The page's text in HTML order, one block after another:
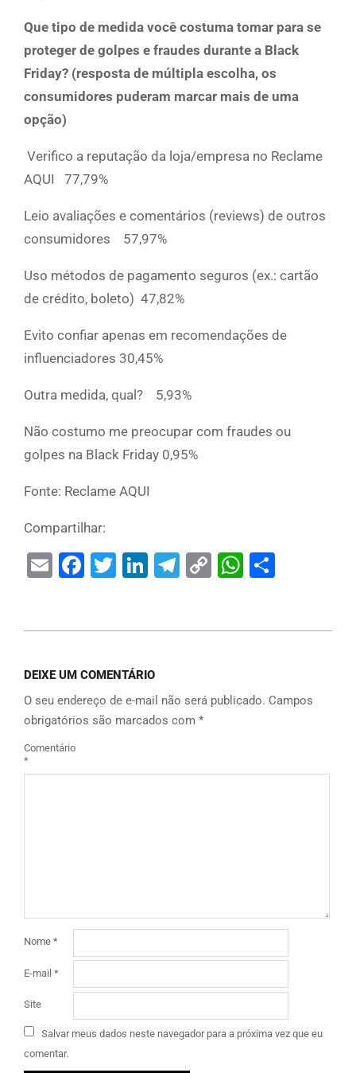
Que tipo de medida você costuma tomar para se
proteger de golpes e fraudes durante a Black
Friday? (resposta de múltipla escolha, os
consumidores puderam marcar mais de uma
opção)
Verifico a reputação da loja/empresa no Reclame
AQUI 77,79%
Leio avaliações e comentários (reviews) de outros
consumidores 57,97%
Uso métodos de pagamento seguros (ex.: cartão
de crédito, boleto) 47,82%
Evito confiar apenas em recomendações de
influenciadores 30,45%
Outra medida, qual? 5,93%
Não costumo me preocupar com fraudes ou
golpes na Black Friday 0,95%
Fonte: Reclame AQUI
Compartilhar:
EmailFacebook
Twitter
LinkedIn
Telegram
Copy
DEIXE UM COMENTÁRIO
O seu endereço de e-mail não será publicado. Campos
obrigatórios são marcados com *
Comentário
*
Nome *
E-mail *
Site
Salvar meus dados neste navegador para a próxima vez que eu
comentar.